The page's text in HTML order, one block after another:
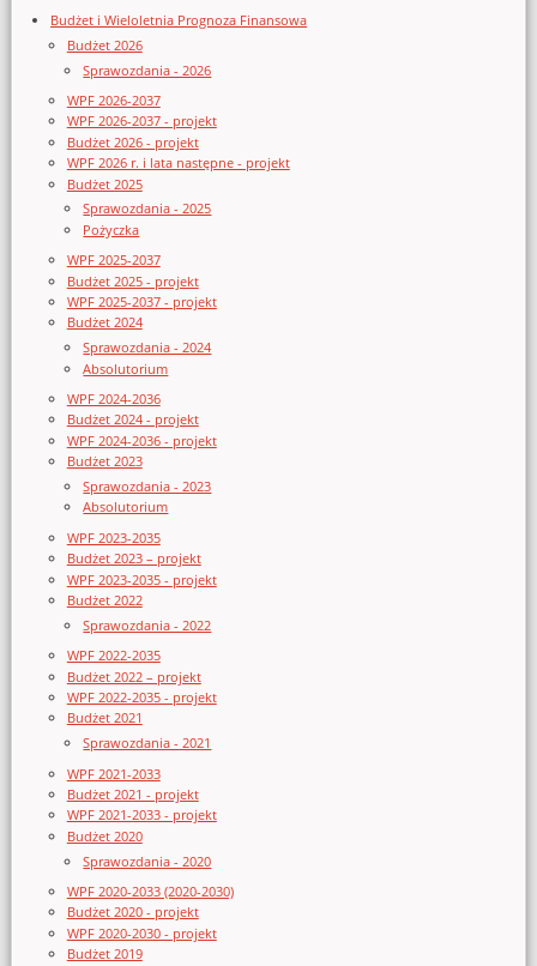
Budżet i Wieloletnia Prognoza Finansowa
Budżet 2026
Sprawozdania - 2026
WPF 2026-2037
WPF 2026-2037 - projekt
Budżet 2026 - projekt
WPF 2026 r. i lata następne - projekt
Budżet 2025
Sprawozdania - 2025
Pożyczka
WPF 2025-2037
Budżet 2025 - projekt
WPF 2025-2037 - projekt
Budżet 2024
Sprawozdania - 2024
Absolutorium
WPF 2024-2036
Budżet 2024 - projekt
WPF 2024-2036 - projekt
Budżet 2023
Sprawozdania - 2023
Absolutorium
WPF 2023-2035
Budżet 2023 – projekt
WPF 2023-2035 - projekt
Budżet 2022
Sprawozdania - 2022
WPF 2022-2035
Budżet 2022 – projekt
WPF 2022-2035 - projekt
Budżet 2021
Sprawozdania - 2021
WPF 2021-2033
Budżet 2021 - projekt
WPF 2021-2033 - projekt
Budżet 2020
Sprawozdania - 2020
WPF 2020-2033 (2020-2030)
Budżet 2020 - projekt
WPF 2020-2030 - projekt
Budżet 2019